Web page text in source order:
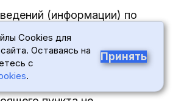
(информации) по
настоящего пункта
числе за предшествующие
в пределах отчетного
Cookies для
Оставаясь на
с
.
Принять